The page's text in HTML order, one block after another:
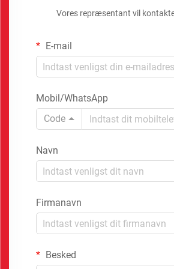
Vores repræsentant vil
E-mail
Mobil/WhatsApp
Code
Navn
Firmanavn
Besked